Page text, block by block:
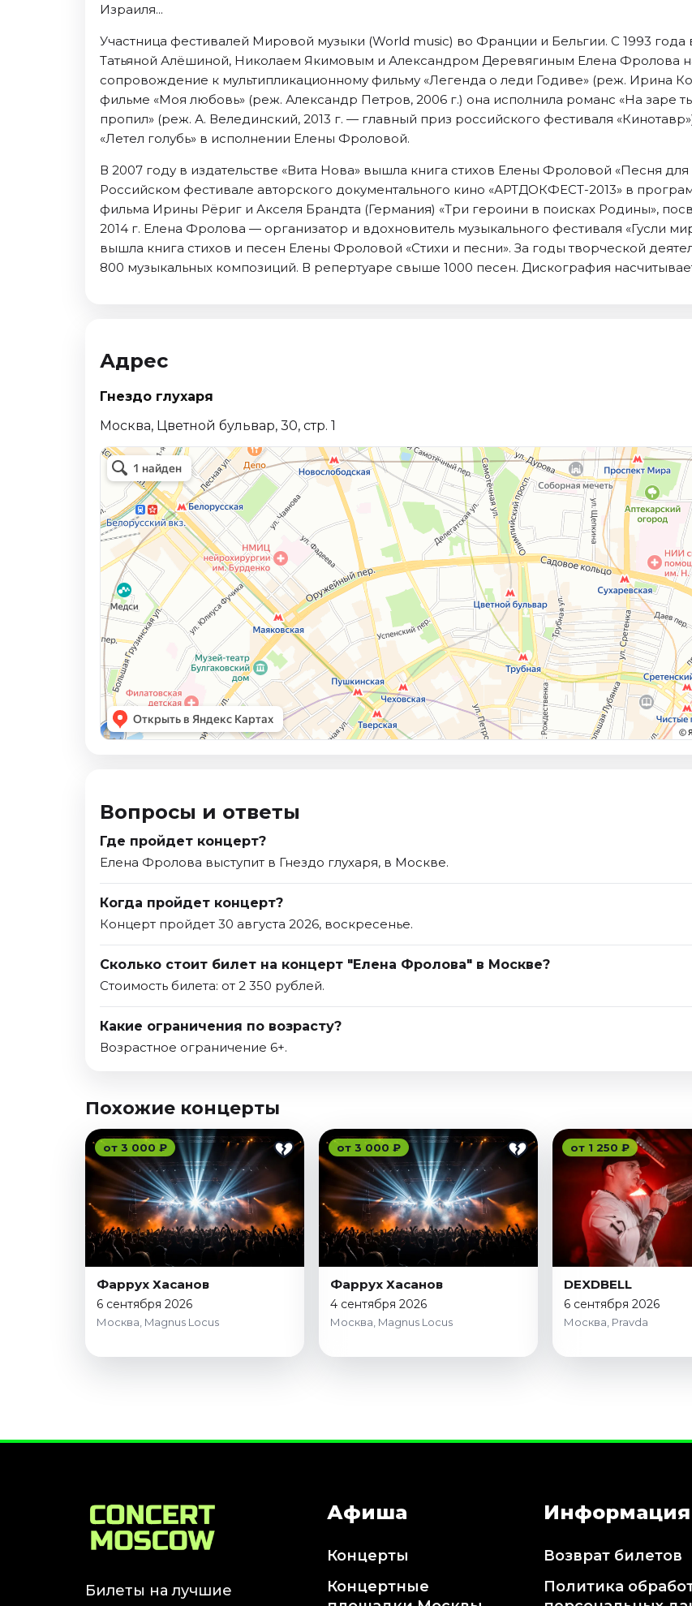
Декабрь 2026
Израиля...
Участница фестивалей Мировой музыки (World music) во Франции и Бельгии. С 1993 года
Татьяной Алёшиной, Николаем Якимовым и Александром Деревягиным Елена Фролова
сопровождение к мультипликационному фильму «Легенда о леди Годиве» (реж. Ирина
фильме «Моя любовь» (реж. Александр Петров, 2006 г.) она исполнила романс «На заре
пропил» (реж. А. Велединский, 2013 г. — главный приз российского фестиваля
«Летел голубь» в исполнении Елены Фроловой.
В 2007 году в издательстве «Вита Нова» вышла книга стихов Елены Фроловой «Песня
Российском фестивале авторского документального кино «АРТДОКФЕСТ-2013» в
фильма Ирины Рёриг и Акселя Брандта (Германия) «Три героини в поисках Родины»,
2014 г. Елена Фролова — организатор и вдохновитель музыкального фестиваля «Гусли
вышла книга стихов и песен Елены Фроловой «Стихи и песни». За годы творческой
800 музыкальных композиций. В репертуаре свыше 1000 песен. Дискография
Адрес
Гнездо глухаря
Москва, Цветной бульвар, 30, стр. 1
Вопросы и ответы
Где пройдет концерт?
Елена Фролова выступит в Гнездо глухаря, в Москве.
Когда пройдет концерт?
Концерт пройдет 30 августа 2026, воскресенье.
Сколько стоит билет на концерт "Елена Фролова" в Москве?
Стоимость билета: от 2 350 рублей.
Какие ограничения по возрасту?
Возрастное ограничение 6+.
Похожие концерты
от 3 000 ₽
Фаррух Хасанов
6 сентября 2026
Москва, Magnus Locus
от 3 000 ₽
Фаррух Хасанов
4 сентября 2026
Москва, Magnus Locus
от 1 250 ₽
DEXDBELL
6 сентября 2026
Москва, Pravda
Билеты на лучшие
Афиша
Концерты
Концертные
Информация
Возврат билетов
Политика